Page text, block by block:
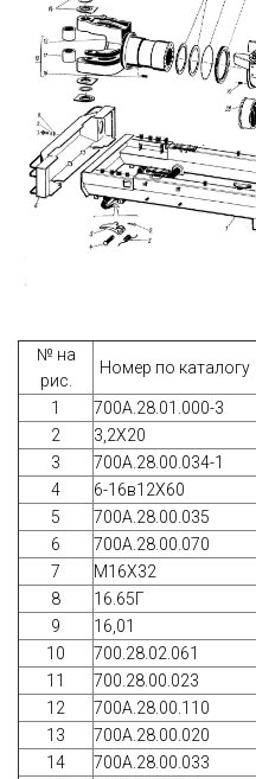
№ на
рис.
Номер по каталогу
1 700А.28.01.000-3
2
3,2Х20
3
700А.28.00.034-1
4
6-16в12Х60
5
700А.28.00.035
6
700А.28.00.070
7
М16Х32
8
16.65Г
9
16,01
10
700.28.02.061
11
700.28.00.023
12
700А.28.00.110
13
700А.28.00.020
14
700А.28.00.033